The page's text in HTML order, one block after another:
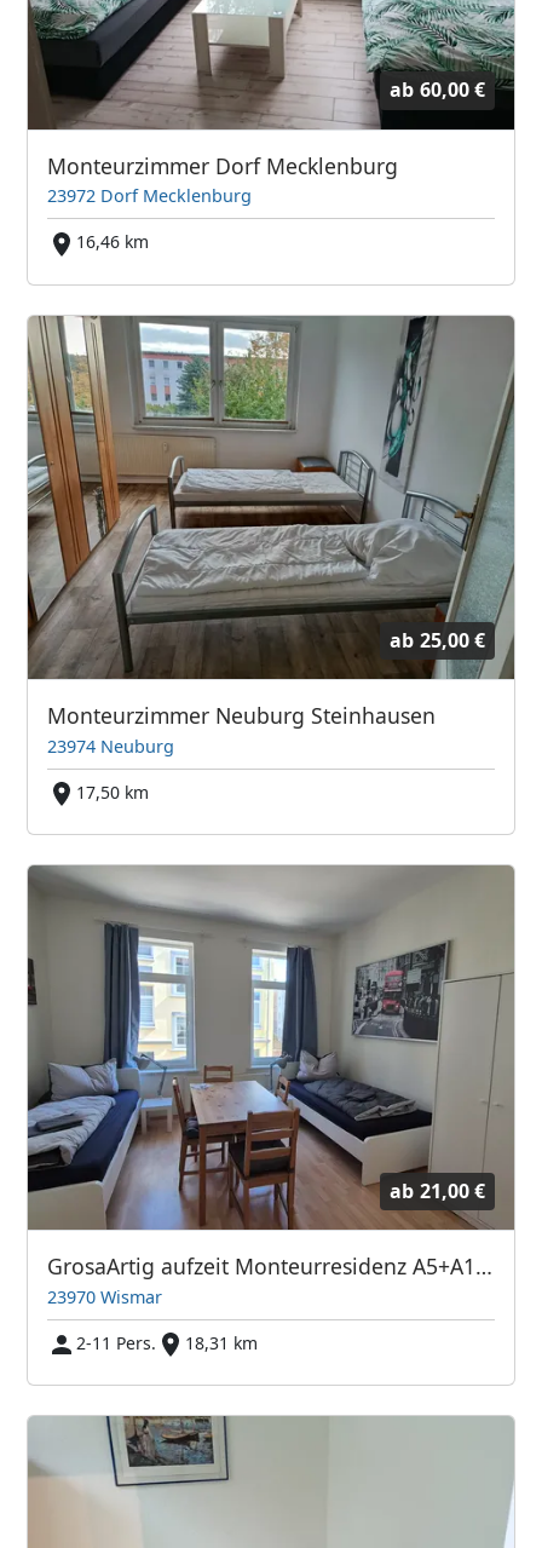
ab 60,00 €
Monteurzimmer Dorf Mecklenburg
23972 Dorf Mecklenburg
16,46 km
ab 25,00 €
Monteurzimmer Neuburg Steinhausen
23974 Neuburg
17,50 km
ab 21,00 €
GrosaArtig aufzeit Monteurresidenz A5+A1+A3
23970 Wismar
2-11 Pers.
18,31 km